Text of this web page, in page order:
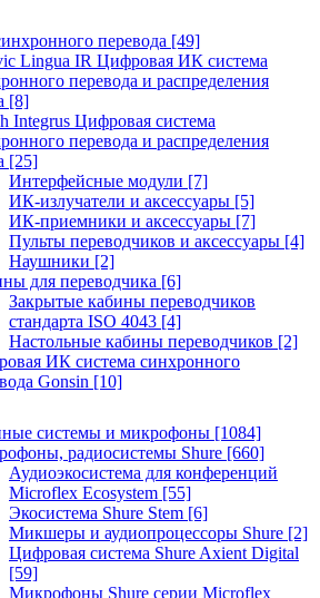
перевода [49]
Lingua IR Цифровая ИК система
перевода и распределения
[8]
Integrus Цифровая система
перевода и распределения
[25]
Интерфейсные модули [7]
ИК-излучатели и аксессуары [5]
ИК-приемники и аксессуары [7]
Пульты переводчиков и аксессуары [4]
Наушники [2]
для переводчика [6]
Закрытые кабины переводчиков
стандарта ISO 4043 [4]
Настольные кабины переводчиков [2]
ИК система синхронного
Gonsin [10]
системы и микрофоны [1084]
радиосистемы Shure [660]
Аудиоэкосистема для конференций
Microflex Ecosystem [55]
Экосистема Shure Stem [6]
Микшеры и аудиопроцессоры Shure [2]
Цифровая система Shure Axient Digital
[59]
Микрофоны Shure серии Microflex